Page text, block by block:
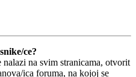
ce?
nalazi na svim stranicama, otvorit
ica foruma, na kojoj se